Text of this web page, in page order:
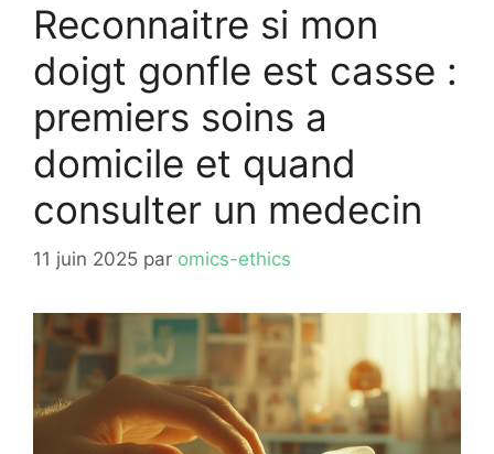
Reconnaitre si mon
doigt gonfle est casse :
premiers soins a
domicile et quand
consulter un medecin
11 juin 2025 par omics-ethics